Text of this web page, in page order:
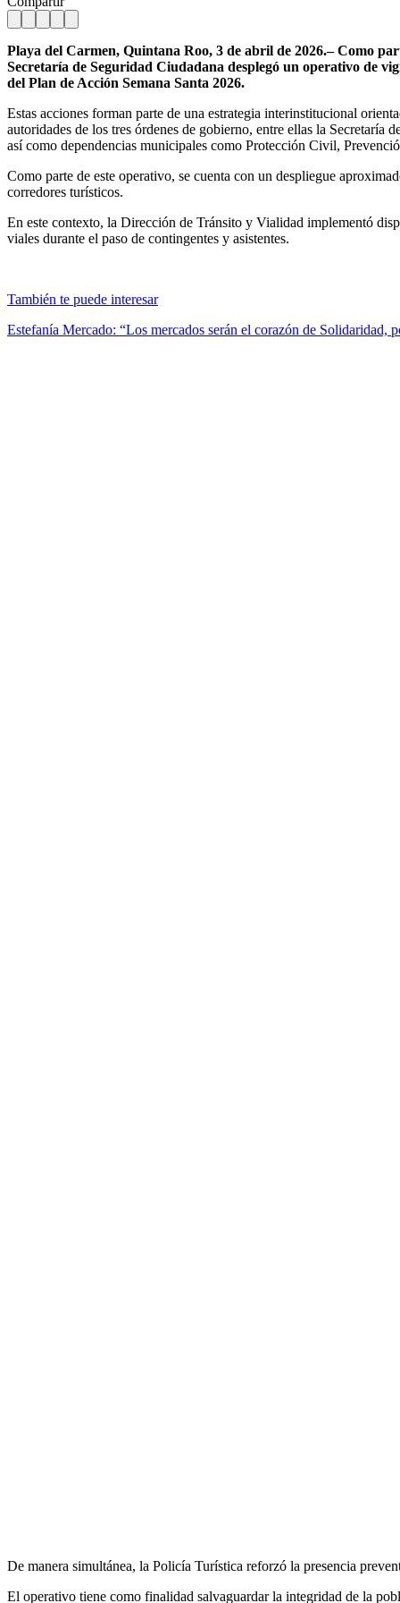
Playa del Carmen, Quintana Roo, 3 de abril de 2026.– Como
Secretaría de Seguridad Ciudadana desplegó un operativo de
del Plan de Acción Semana Santa 2026.
Estas acciones forman parte de una estrategia interinstitucional
autoridades de los tres órdenes de gobierno, entre ellas la
así como dependencias municipales como Protección Civil,
Como parte de este operativo, se cuenta con un despliegue
corredores turísticos.
En este contexto, la Dirección de Tránsito y Vialidad implementó
viales durante el paso de contingentes y asistentes.
También te puede interesar
Estefanía Mercado: “Los mercados serán el corazón de Solidaridad,
De manera simultánea, la Policía Turística reforzó la presencia
El operativo tiene como finalidad salvaguardar la integridad de la